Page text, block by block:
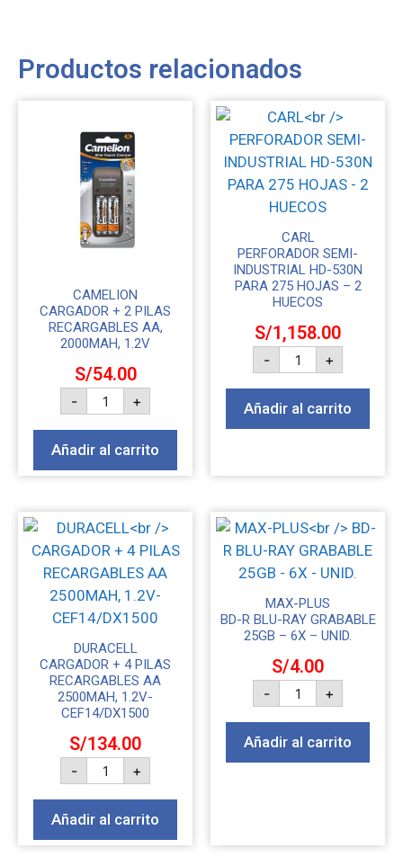
Productos relacionados
CAMELION
CARGADOR + 2 PILAS
RECARGABLES AA,
2000MAH, 1.2V
S/54.00
- +
Añadir al carrito
CARL
PERFORADOR SEMI-
INDUSTRIAL HD-530N
PARA 275 HOJAS – 2
HUECOS
S/1,158.00
- +
Añadir al carrito
DURACELL
CARGADOR + 4 PILAS
RECARGABLES AA
2500MAH, 1.2V-
CEF14/DX1500
S/134.00
- +
Añadir al carrito
MAX-PLUS
BD-R BLU-RAY GRABABLE
25GB – 6X – UNID.
S/4.00
- +
Añadir al carrito